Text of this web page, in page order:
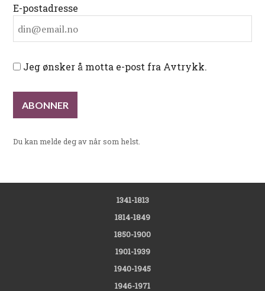
E-postadresse
Jeg ønsker å motta e-post fra Avtrykk.
Du kan melde deg av når som helst.
1341-1813
1814-1849
1850-1900
1901-1939
1940-1945
1946-1971